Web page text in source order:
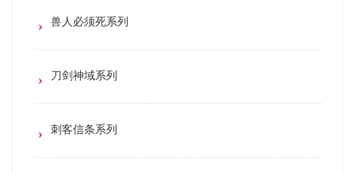
兽人必须死系列
刀剑神域系列
刺客信条系列